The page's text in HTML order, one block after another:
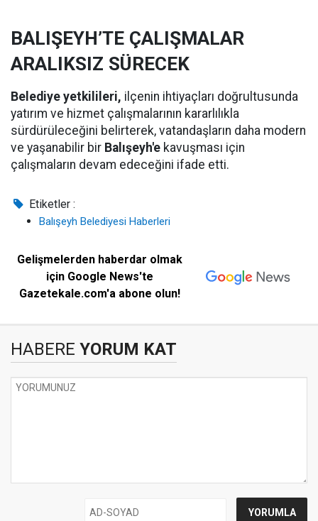
BALIŞEYH’TE ÇALIŞMALAR
ARALIKSIZ SÜRECEK
Belediye yetkilileri, ilçenin ihtiyaçları doğrultusunda
yatırım ve hizmet çalışmalarının kararlılıkla
sürdürüleceğini belirterek, vatandaşların daha modern
ve yaşanabilir bir Balışeyh'e kavuşması için
çalışmaların devam edeceğini ifade etti.
Etiketler :
Balışeyh Belediyesi Haberleri
Gelişmelerden haberdar olmak
için Google News'te
Gazetekale.com'a abone olun!
HABERE YORUM KAT